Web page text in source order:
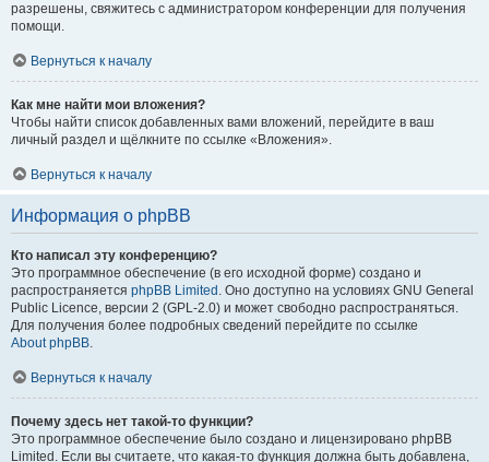
разрешены, свяжитесь с администратором конференции для получения
помощи.
Вернуться к началу
Как мне найти мои вложения?
Чтобы найти список добавленных вами вложений, перейдите в ваш
личный раздел и щёлкните по ссылке «Вложения».
Вернуться к началу
Информация о phpBB
Кто написал эту конференцию?
Это программное обеспечение (в его исходной форме) создано и
распространяется phpBB Limited . Оно доступно на условиях GNU General
Public Licence, версии 2 (GPL-2.0) и может свободно распространяться.
Для получения более подробных сведений перейдите по ссылке
About phpBB.
Вернуться к началу
Почему здесь нет такой-то функции?
Это программное обеспечение было создано и лицензировано phpBB
Limited. Если вы считаете, что какая-то функция должна быть добавлена,